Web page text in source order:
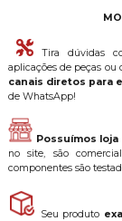
Tira dúvidas
aplicações de peças
canais diretos para
de WhatsApp!
Possuímos loja
no site, são
componentes são
Seu produto